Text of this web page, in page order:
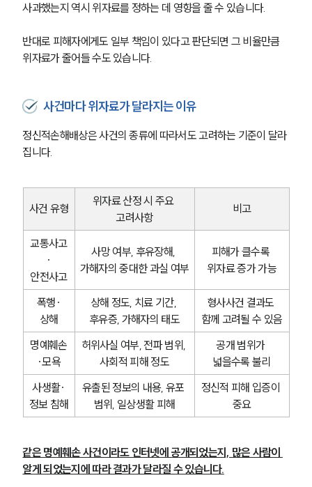
그룹소개
그룹소개
고객의 소리
통합검색
AI대륜
업무사례
주요 업무사례
사례분석/최신동향
법률정보
법률지식인
고객후기
업무분야
사과했는지 역시 위자료를 정하는 데 영향을 줄 수 있습니다.
반대로 피해자에게도 일부 책임이 있다고 판단되면 그 비율만큼
위자료가 줄어들 수도 있습니다.
사건마다 위자료가 달라지는 이유
정신적손해배상은 사건의 종류에 따라서도 고려하는 기준이 달라
집니다.
사건 유형
위자료 산정 시 주요
고려사항
비고
교통사고
·
안전사고
사망 여부, 후유장해,
가해자의 중대한 과실 여부
피해가 클수록
위자료 증가 가능
폭행·
상해
상해 정도, 치료 기간,
후유증, 가해자의 태도
형사사건 결과도
함께 고려될 수 있음
명예훼손
·모욕
허위사실 여부, 전파 범위,
사회적 피해 정도
공개 범위가
넓을수록 불리
사생활·
정보 침해
유출된 정보의 내용, 유포
범위, 일상생활 피해
정신적 피해 입증이
중요
같은 명예훼손 사건이라도 인터넷에 공개되었는지, 많은 사람이
알게 되었는지에 따라 결과가 달라질 수 있습니다.